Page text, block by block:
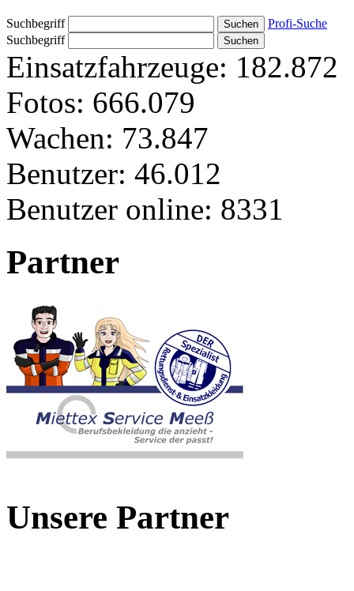
Suchbegriff
Profi-Suche
Suchbegriff
Einsatzfahrzeuge: 182.872
Fotos: 666.079
Wachen: 73.847
Benutzer: 46.012
Benutzer online: 8331
Partner
Unsere Partner